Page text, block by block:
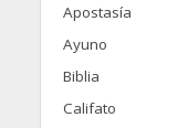
Apostasía
Ayuno
Biblia
Califato